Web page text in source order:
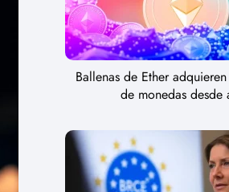
Ballenas de Ether
de monedas desde